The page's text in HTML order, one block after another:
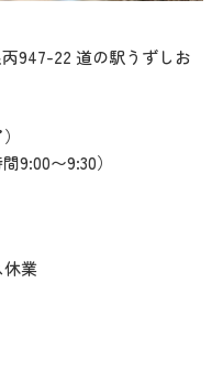
947-22 道の駅うずしお
9:00〜9:30）
業